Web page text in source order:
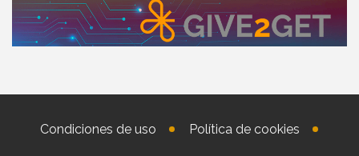
Condiciones de uso Política de cookies